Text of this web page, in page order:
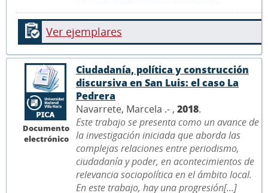
Ver ejemplares
Documento
electrónico
Ciudadanía, política y construcción
discursiva en San Luis: el caso La
Pedrera
Navarrete, Marcela .- , 2018.
Este trabajo se presenta como un avance de
la investigación iniciada que aborda las
complejas relaciones entre periodismo,
ciudadanía y poder, en acontecimientos de
relevancia sociopolítica en el ámbito local.
En este trabajo, hay una progresión[...]